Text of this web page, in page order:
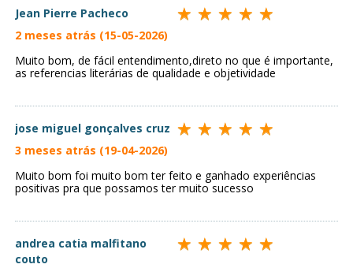
Jean Pierre Pacheco
2 meses atrás (15-05-2026)
Muito bom, de fácil entendimento,direto no que é importante,
as referencias literárias de qualidade e objetividade
jose miguel gonçalves cruz
3 meses atrás (19-04-2026)
Muito bom foi muito bom ter feito e ganhado experiências
positivas pra que possamos ter muito sucesso
andrea catia malfitano
couto